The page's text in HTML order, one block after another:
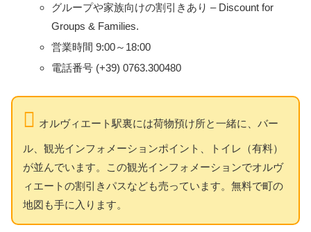
グループや家族向けの割引きあり – Discount for
Groups & Families.
営業時間 9:00～18:00
電話番号 (+39) 0763.300480
オルヴィエート駅裏には荷物預け所と一緒に、バー
ル、観光インフォメーションポイント、トイレ（有料）
が並んでいます。この観光インフォメーションでオルヴ
ィエートの割引きパスなども売っています。無料で町の
地図も手に入ります。